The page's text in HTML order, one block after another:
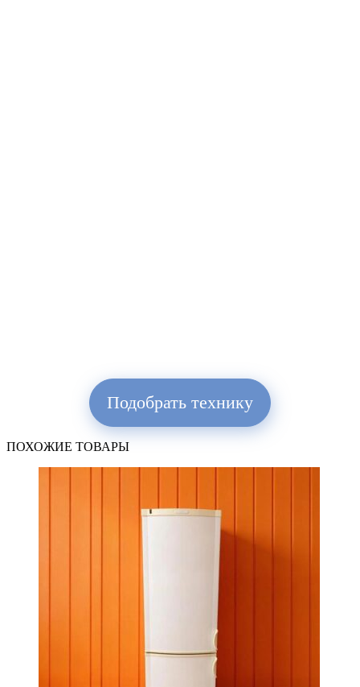
Подобрать технику
ПОХОЖИЕ ТОВАРЫ